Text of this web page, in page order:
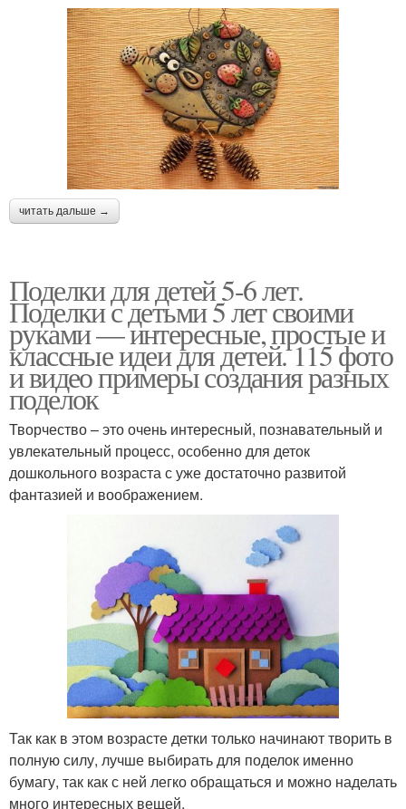
читать дальше →
Поделки для детей 5-6 лет.
Поделки с детьми 5 лет своими
руками — интересные, простые и
классные идеи для детей. 115 фото
и видео примеры создания разных
поделок
Творчество – это очень интересный, познавательный и
увлекательный процесс, особенно для деток
дошкольного возраста с уже достаточно развитой
фантазией и воображением.
Так как в этом возрасте детки только начинают творить в
полную силу, лучше выбирать для поделок именно
бумагу, так как с ней легко обращаться и можно наделать
много интересных вещей.